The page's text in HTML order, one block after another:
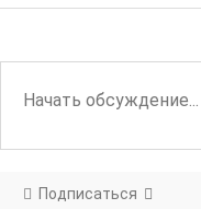
Подписаться